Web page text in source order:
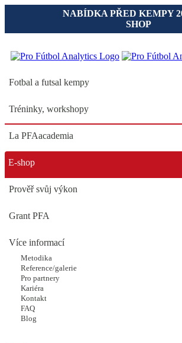
NABÍDKA PŘED KEMPY
SHOP
Fotbal a futsal kempy
Tréninky, workshopy
La PFAacademia
E-shop
Prověř svůj výkon
Grant PFA
Více informací
Metodika
Reference/galerie
Pro partnery
Kariéra
Kontakt
FAQ
Blog
PRAHA Pražačka 10
TEST FOTBALOVÉ
VYSVĚDČENÍ
Adresa: sportovní areál